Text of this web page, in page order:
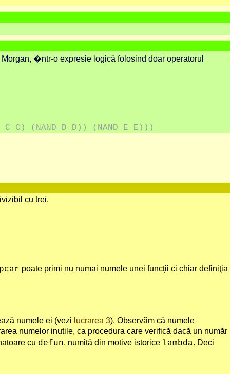
�ntr-o expresie logică folosind doar operatorul
C C) (NAND D D)) (NAND E E)))
cu trei.
poate primi nu numai numele unei funcţii ci chiar definiţia
numele ei (vezi lucrarea 3). Observăm că numele
numelor inutile, ca procedura care verifică dacă un număr
cu defun, numită din motive istorice lambda. Deci